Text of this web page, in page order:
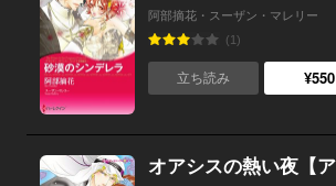
阿部摘花・スーザン・マレリー
(1)
立ち読み ¥550